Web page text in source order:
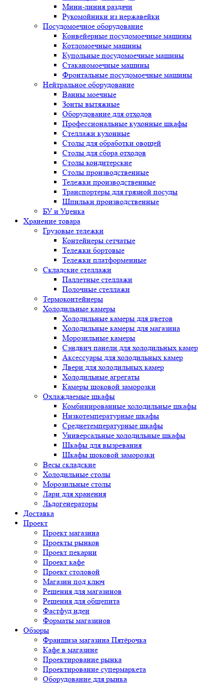
Мини-линия раздачи
Рукомойники из нержавейки
Посудомоечное оборудование
Конвейерные посудомоечные машины
Котломоечные машины
Купольные посудомоечные машины
Стаканомоечные машины
Фронтальные посудомоечные машины
Нейтральное оборудование
Ванны моечные
Зонты вытяжные
Оборудование для отходов
Профессиональные кухонные шкафы
Стеллажи кухонные
Столы для обработки овощей
Столы для сбора отходов
Столы кондитерские
Столы производственные
Тележки производственные
Транспортеры для грязной посуды
Шпильки производственные
БУ и Уценка
Хранение товара
Грузовые тележки
Контейнеры сетчатые
Тележки бортовые
Тележки платформенные
Складские стеллажи
Паллетные стеллажи
Полочные стеллажи
Термоконтейнеры
Холодильные камеры
Холодильные камеры для цветов
Холодильные камеры для магазина
Морозильные камеры
Сэндвич панели для холодильных камер
Аксессуары для холодильных камер
Двери для холодильных камер
Холодильные агрегаты
Камеры шоковой заморозки
Охлаждаемые шкафы
Комбинированные холодильные шкафы
Низкотемпературные шкафы
Среднетемпературные шкафы
Универсальные холодильные шкафы
Шкафы для вызревания
Шкафы шоковой заморозки
Весы складские
Холодильные столы
Морозильные столы
Лари для хранения
Льдогенераторы
Доставка
Проект
Проект магазина
Проекты рынков
Проект пекарни
Проект кафе
Проект столовой
Магазин под ключ
Решения для магазинов
Решения для общепита
Фастфуд идеи
Форматы магазинов
Обзоры
Франшиза магазина Пятёрочка
Кафе в магазине
Проектирование рынка
Проектирование супермаркета
Оборудование для рынка